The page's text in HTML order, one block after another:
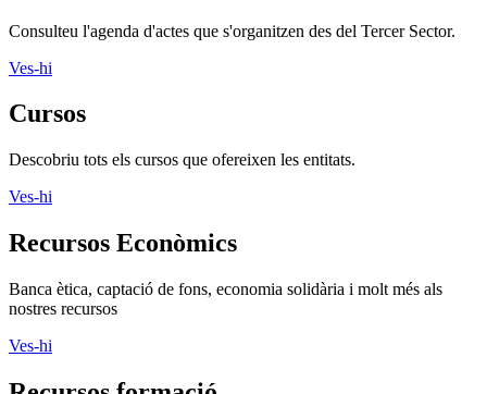
Consulteu l'agenda d'actes que s'organitzen des del Tercer Sector.
Ves-hi
Cursos
Descobriu tots els cursos que ofereixen les entitats.
Ves-hi
Recursos Econòmics
Banca ètica, captació de fons, economia solidària i molt més als
nostres recursos
Ves-hi